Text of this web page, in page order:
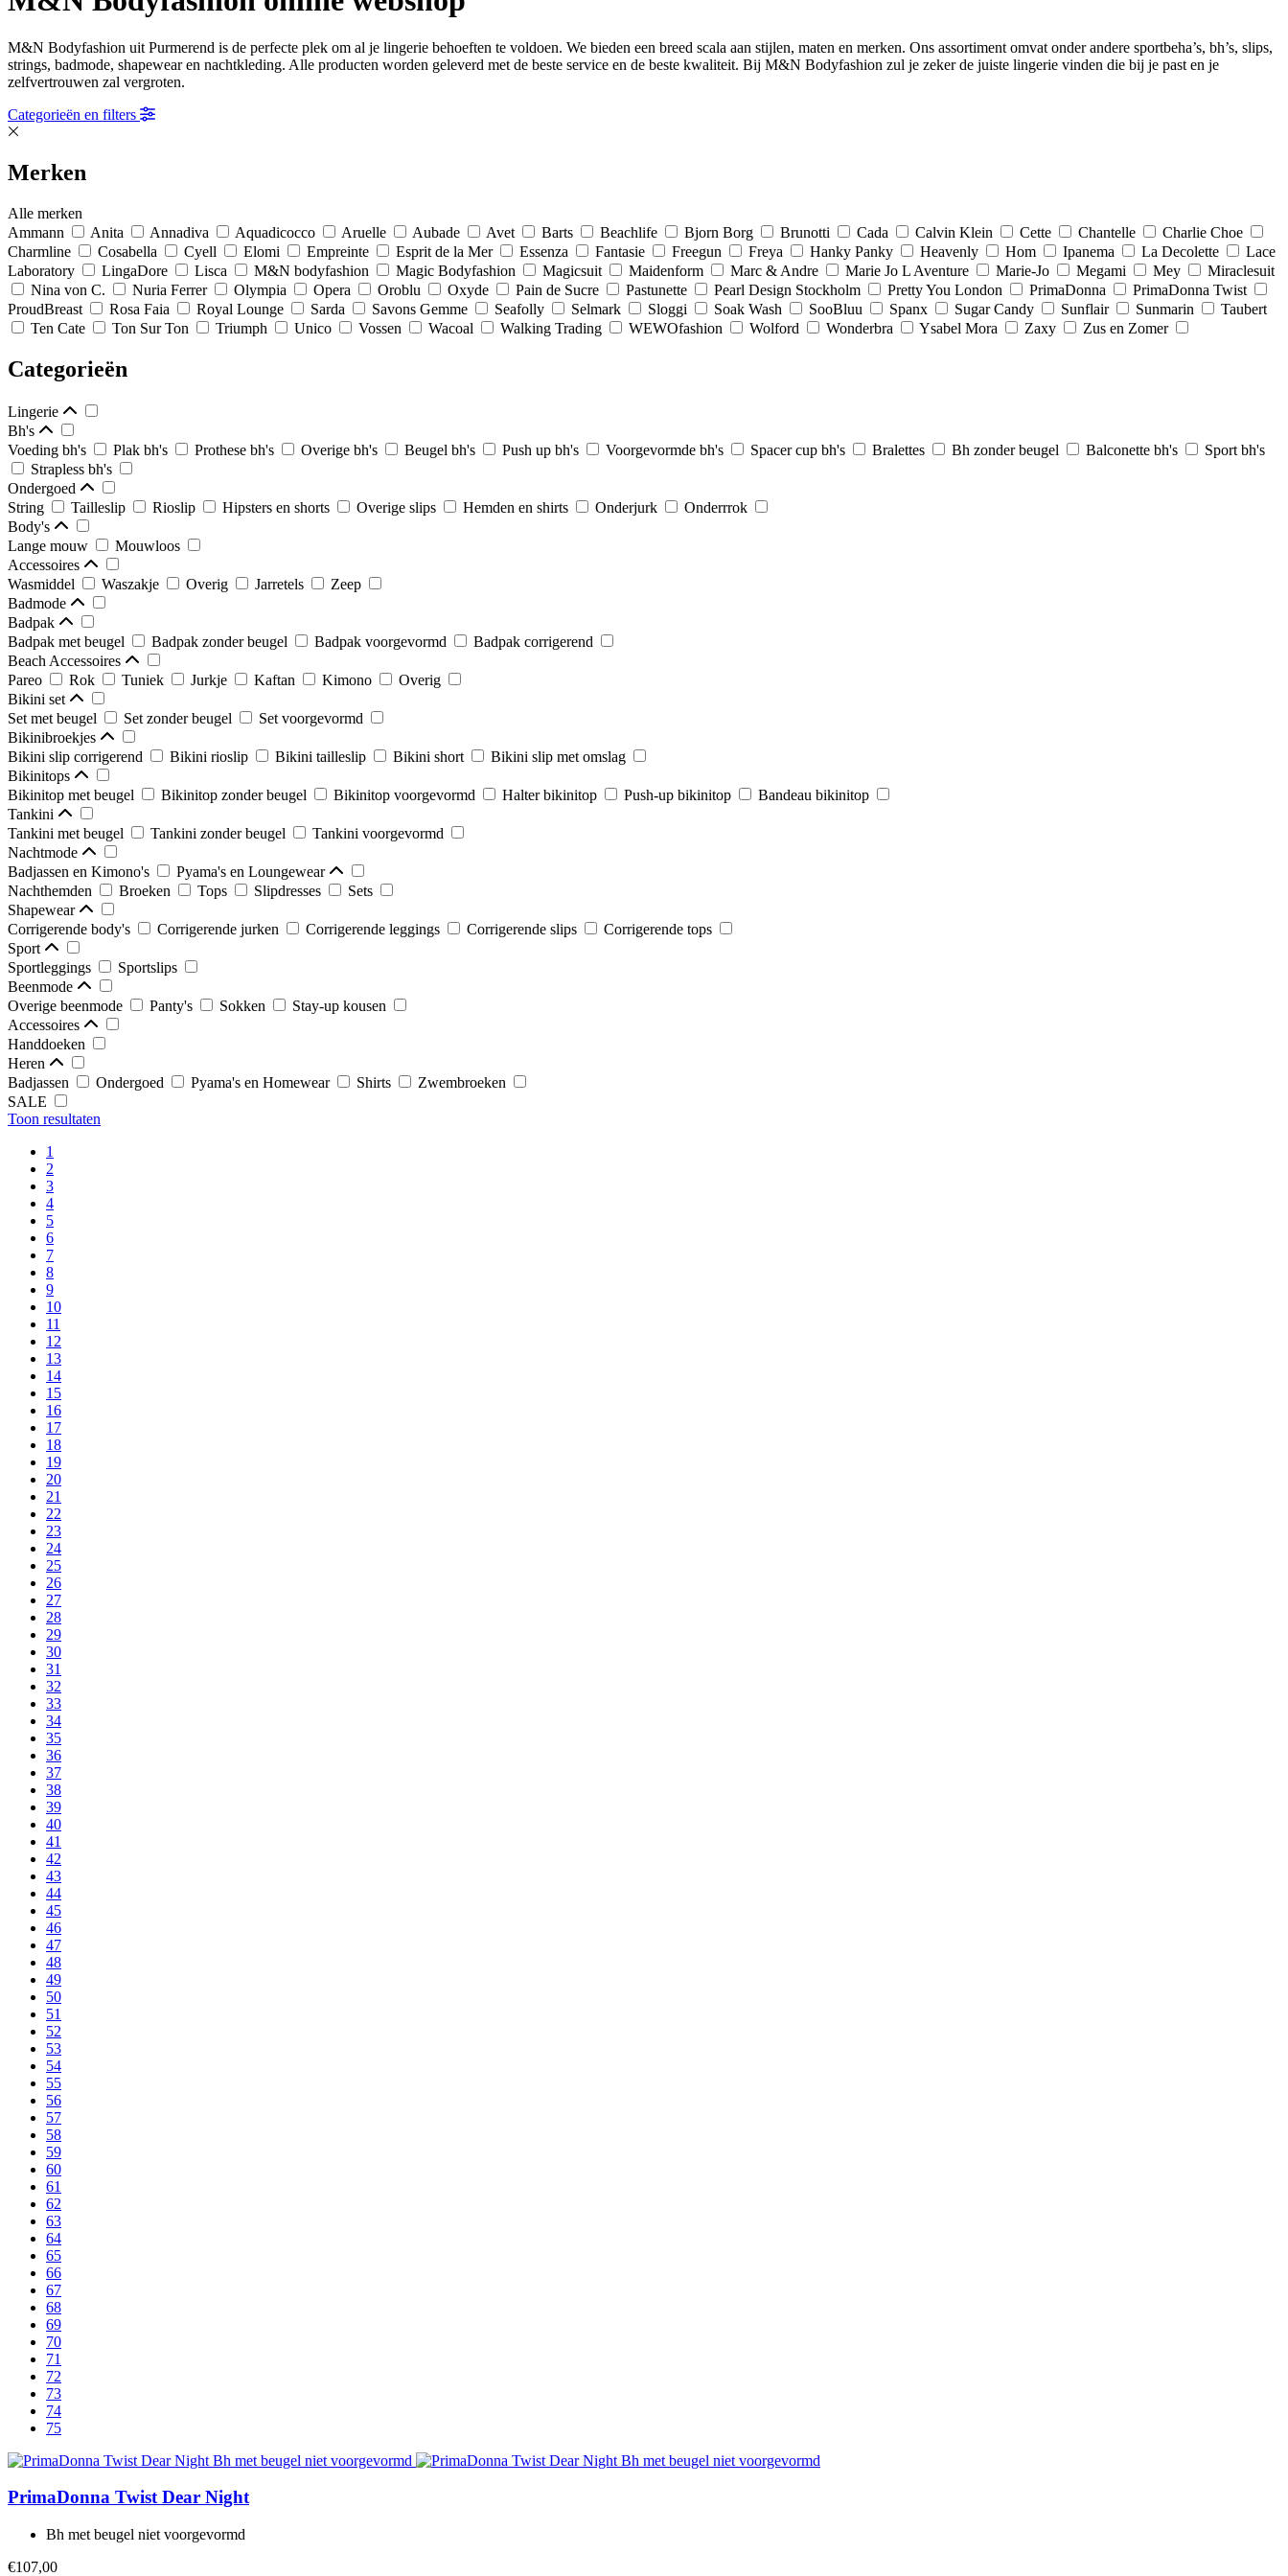
M&N Bodyfashion uit Purmerend is de perfecte plek om al je lingerie behoeften te voldoen. We bieden een breed scala aan stijlen, maten en merken. Ons assortiment omvat onder andere sportbeha’s, bh’s, slips,
strings, badmode, shapewear en nachtkleding. Alle producten worden geleverd met de beste service en de beste kwaliteit. Bij M&N Bodyfashion zul je zeker de juiste lingerie vinden die bij je past en je
zelfvertrouwen zal vergroten.
Categorieën en filters
Merken
Alle merken
Ammann
Anita Annadiva Aquadicocco Aruelle Aubade Avet Barts Beachlife Bjorn Borg Brunotti Cada Calvin Klein Cette Chantelle
Charlie Choe
Charmline
Cosabella Cyell Elomi Empreinte Esprit de la Mer Essenza Fantasie Freegun Freya Hanky Panky Heavenly Hom Ipanema La Decolette
Lace
Laboratory
LingaDore Lisca M&N bodyfashion Magic Bodyfashion Magicsuit Maidenform Marc & Andre Marie Jo L Aventure Marie-Jo Megami Mey
Miraclesuit
Nina von C.
Nuria Ferrer Olympia Opera Oroblu Oxyde Pain de Sucre Pastunette Pearl Design Stockholm Pretty You London PrimaDonna
PrimaDonna Twist
ProudBreast
Rosa Faia Royal Lounge Sarda Savons Gemme Seafolly Selmark Sloggi Soak Wash SooBluu Spanx Sugar Candy Sunflair Sunmarin
Taubert
Ten Cate
Ton Sur Ton Triumph Unico Vossen Wacoal Walking Trading WEWOfashion Wolford Wonderbra Ysabel Mora Zaxy Zus en Zomer
Categorieën
Lingerie
Bh's
Voeding bh's
Plak bh's Prothese bh's Overige bh's Beugel bh's Push up bh's Voorgevormde bh's Spacer cup bh's Bralettes Bh zonder beugel Balconette bh's
Sport bh's
Strapless bh's
Ondergoed
String
Tailleslip Rioslip Hipsters en shorts Overige slips Hemden en shirts Onderjurk
Onderrrok
Body's
Lange mouw
Mouwloos
Accessoires
Wasmiddel
Waszakje Overig Jarretels
Zeep
Badmode
Badpak
Badpak met beugel
Badpak zonder beugel Badpak voorgevormd
Badpak corrigerend
Beach Accessoires
Pareo
Rok Tuniek Jurkje Kaftan Kimono
Overig
Bikini set
Set met beugel
Set zonder beugel
Set voorgevormd
Bikinibroekjes
Bikini slip corrigerend
Bikini rioslip Bikini tailleslip Bikini short
Bikini slip met omslag
Bikinitops
Bikinitop met beugel
Bikinitop zonder beugel Bikinitop voorgevormd Halter bikinitop Push-up bikinitop
Bandeau bikinitop
Tankini
Tankini met beugel
Tankini zonder beugel
Tankini voorgevormd
Nachtmode
Badjassen en Kimono's
Pyama's en Loungewear
Nachthemden
Broeken Tops Slipdresses
Sets
Shapewear
Corrigerende body's
Corrigerende jurken Corrigerende leggings Corrigerende slips
Corrigerende tops
Sport
Sportleggings
Sportslips
Beenmode
Overige beenmode
Panty's Sokken
Stay-up kousen
Accessoires
Handdoeken
Heren
Badjassen
Ondergoed Pyama's en Homewear Shirts
Zwembroeken
SALE
Toon resultaten
1
2
3
4
5
6
7
8
9
10
11
12
13
14
15
16
17
18
19
20
21
22
23
24
25
26
27
28
29
30
31
32
33
34
35
36
37
38
39
40
41
42
43
44
45
46
47
48
49
50
51
52
53
54
55
56
57
58
59
60
61
62
63
64
65
66
67
68
69
70
71
72
73
74
75
PrimaDonna TwistDear Night
Bh met beugel niet voorgevormd
€107,00